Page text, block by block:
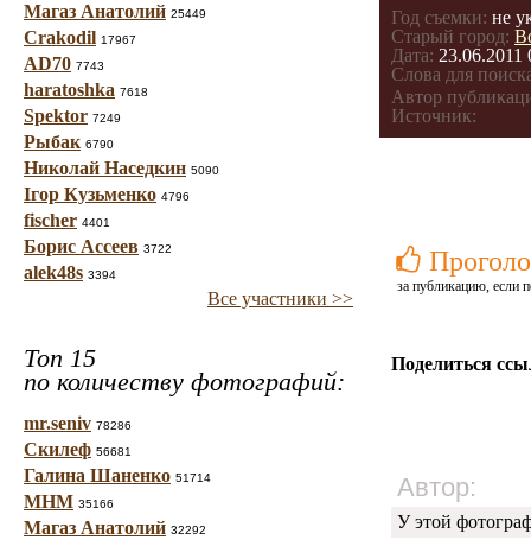
Магаз Анатолий 25449
Crakodil 17967
AD70 7743
haratoshka 7618
Spektor 7249
Рыбак 6790
Николай Наседкин 5090
Ігор Кузьменко 4796
fischer 4401
Борис Ассеев 3722
alek48s 3394
Все участники >>
Топ 15
по количеству фотографий:
mr.seniv 78286
Скилеф 56681
Галина Шаненко 51714
МНМ 35166
Магаз Анатолий 32292
Год съемки: не
Старый город:
Дата: 23.06.2011
Слова для
Автор
Источник:
за публикацию, если
Поделиться
Автор:
У этой